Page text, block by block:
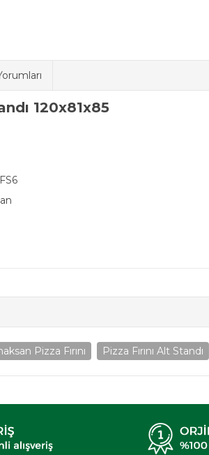
120x81x85
Pizza Fırını Pizza Fırını Alt Standı